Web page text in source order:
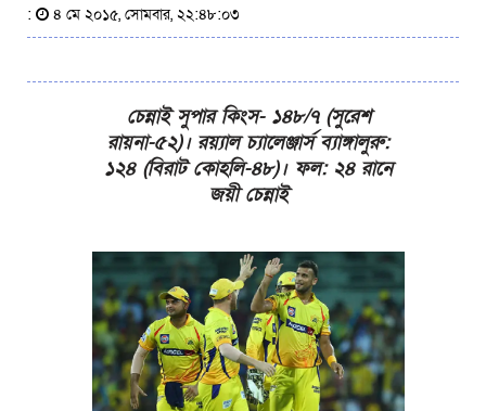
: ৪ মে ২০১৫, সোমবার, ২২:৪৮:০৩
চেন্নাই সুপার কিংস- ১৪৮/৭ (সুরেশ
রায়না-৫২)। রয়্যাল চ্যালেঞ্জার্স ব্যাঙ্গালুরু:
১২৪ (বিরাট কোহলি-৪৮)। ফল: ২৪ রানে
জয়ী চেন্নাই